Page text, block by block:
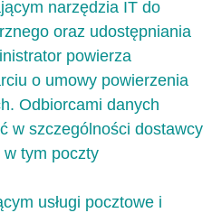
narzędzia IT do
oraz udostępniania
powierza
o umowy powierzenia
Odbiorcami danych
w szczególności dostawcy
w tym poczty
usługi pocztowe i